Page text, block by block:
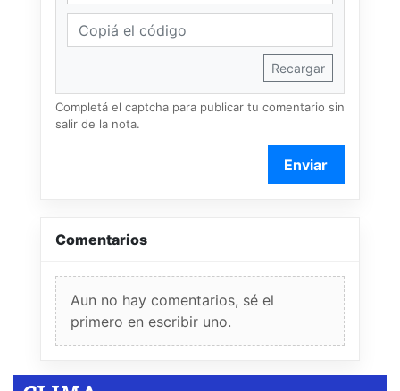
Recargar
Completá el captcha para publicar tu comentario sin
salir de la nota.
Enviar
Comentarios
Aun no hay comentarios, sé el
primero en escribir uno.